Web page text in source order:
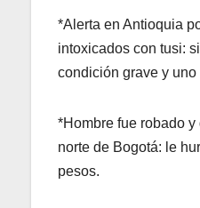
*Alerta en Antioquia
intoxicados con tusi:
condición grave y
*Hombre fue robado y
norte de Bogotá: le
pesos.